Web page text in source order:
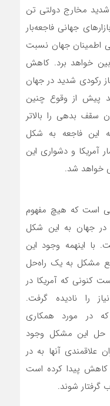
مخارج دولتی تن
جهانی فاجعه‌بار
اطمینان جهان نسبت
بین خواهد برد. کاهش
رکودی شدید در جهان
پیش از وقوع چنین
سقف بدهی را بالاتر
این فاجعه به شکل
آمریکا و دشواری این
خواهد شد.
است که هیچ مفهوم
در جهان به این شکل
با اینهمه وجود این
مشکل به یک راه‌حل
کنونی که آمریکا در
را نادیده گرفت.
که در مورد همکاری
حل این مشکل وجود
علاقمندی آنها به در
کاهش پیدا کرده است
گرفتار شوند.